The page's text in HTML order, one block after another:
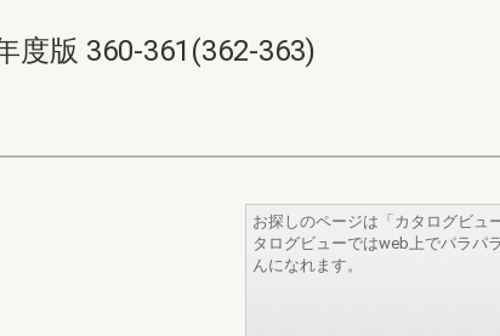
度版 360-361(362-363)
お探しのページは「カタログビュ
タログビューではweb上でパラパ
んになれます。